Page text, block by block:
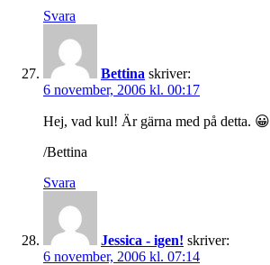
Svara
Bettina skriver:
6 november, 2006 kl. 00:17
Hej, vad kul! Är gärna med på detta. 😀
/Bettina
Svara
Jessica - igen! skriver:
6 november, 2006 kl. 07:14